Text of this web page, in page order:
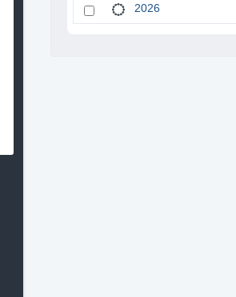
2026